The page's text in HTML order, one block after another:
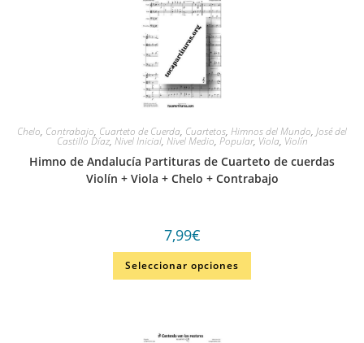
Chelo, Contrabajo, Cuarteto de Cuerda, Cuartetos, Himnos del Mundo, José del
Castillo Díaz, Nivel Inicial, Nivel Medio, Popular, Viola, Violín
Himno de Andalucía Partituras de Cuarteto de cuerdas
Violín + Viola + Chelo + Contrabajo
7,99€
Seleccionar opciones